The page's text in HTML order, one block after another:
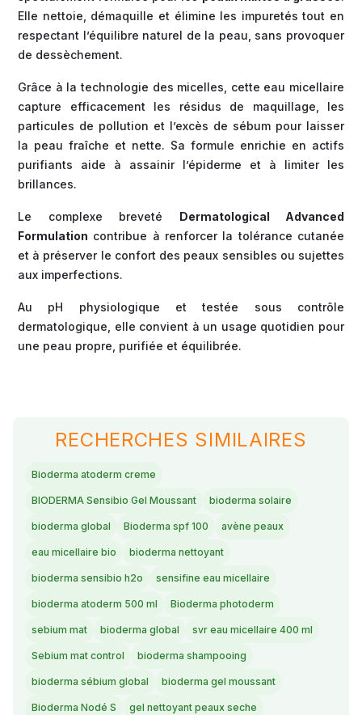
Elle nettoie, démaquille et élimine les impuretés tout en
respectant l’équilibre naturel de la peau, sans provoquer
de dessèchement.
Grâce à la technologie des micelles, cette eau micellaire
capture efficacement les résidus de maquillage, les
particules de pollution et l’excès de sébum pour laisser
la peau fraîche et nette. Sa formule enrichie en actifs
purifiants aide à assainir l’épiderme et à limiter les
brillances.
Le complexe breveté Dermatological Advanced
Formulation contribue à renforcer la tolérance cutanée
et à préserver le confort des peaux sensibles ou sujettes
aux imperfections.
Au pH physiologique et testée sous contrôle
dermatologique, elle convient à un usage quotidien pour
une peau propre, purifiée et équilibrée.
RECHERCHES SIMILAIRES
Bioderma atoderm creme
BIODERMA Sensibio Gel Moussant bioderma solaire
bioderma global Bioderma spf 100 avène peaux
eau micellaire bio bioderma nettoyant
bioderma sensibio h2o sensifine eau micellaire
bioderma atoderm 500 ml Bioderma photoderm
sebium mat bioderma global svr eau micellaire 400 ml
Sebium mat control bioderma shampooing
bioderma sébium global bioderma gel moussant
Bioderma Nodé S gel nettoyant peaux seche